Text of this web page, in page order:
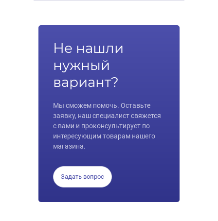
Не нашли
нужный
вариант?
Мы сможем помочь. Оставьте
заявку, наш специалист свяжется
с вами и проконсультирует по
интересующим товарам нашего
магазина.
Задать вопрос